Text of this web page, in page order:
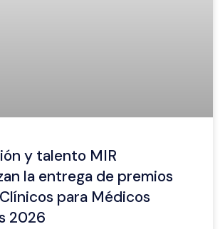
y talento MIR
la entrega de premios
para Médicos
2026